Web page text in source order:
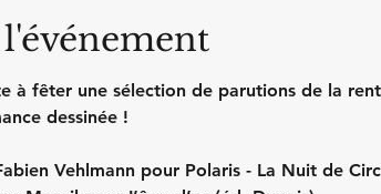
à fêter une sélection de parutions de la
dessinée !
Vehlmann pour Polaris - La Nuit de